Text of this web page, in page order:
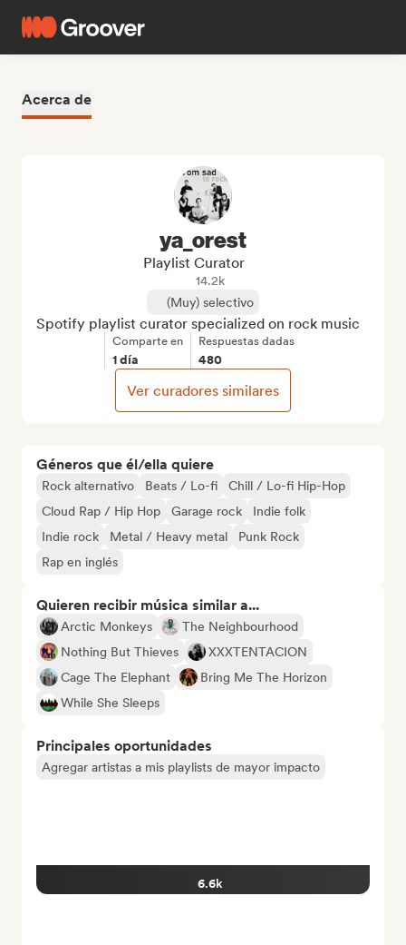
Acerca de
Géneros que él/ella quiere
Rock alternativo Beats / Lo-fi
Chill / Lo-fi Hip-Hop
Cloud Rap / Hip Hop
Garage rock
Indie folk
Indie rock
Metal / Heavy metal
Punk Rock
Rap en inglés
Quieren recibir música similar a...
Arctic Monkeys
The Neighbourhood
Nothing But Thieves
XXXTENTACION
Cage The Elephant
Bring Me The Horizon
While She Sleeps
Principales oportunidades
Agregar artistas a mis playlists de mayor impacto
6.6k
ya_orest
Playlist Curator
14.2k
(Muy) selectivo
Spotify playlist curator specialized on rock music
Comparte en
1 día
Respuestas dadas
480
Ver curadores similares